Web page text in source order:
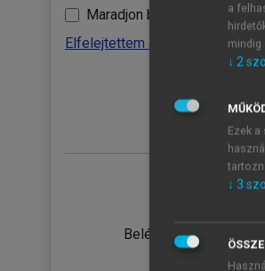
Maradjon belépve
Elfelejtettem a jelszavamat
Belépés intézményi
a
mindig
↓ 2
Ezek
↓ 3